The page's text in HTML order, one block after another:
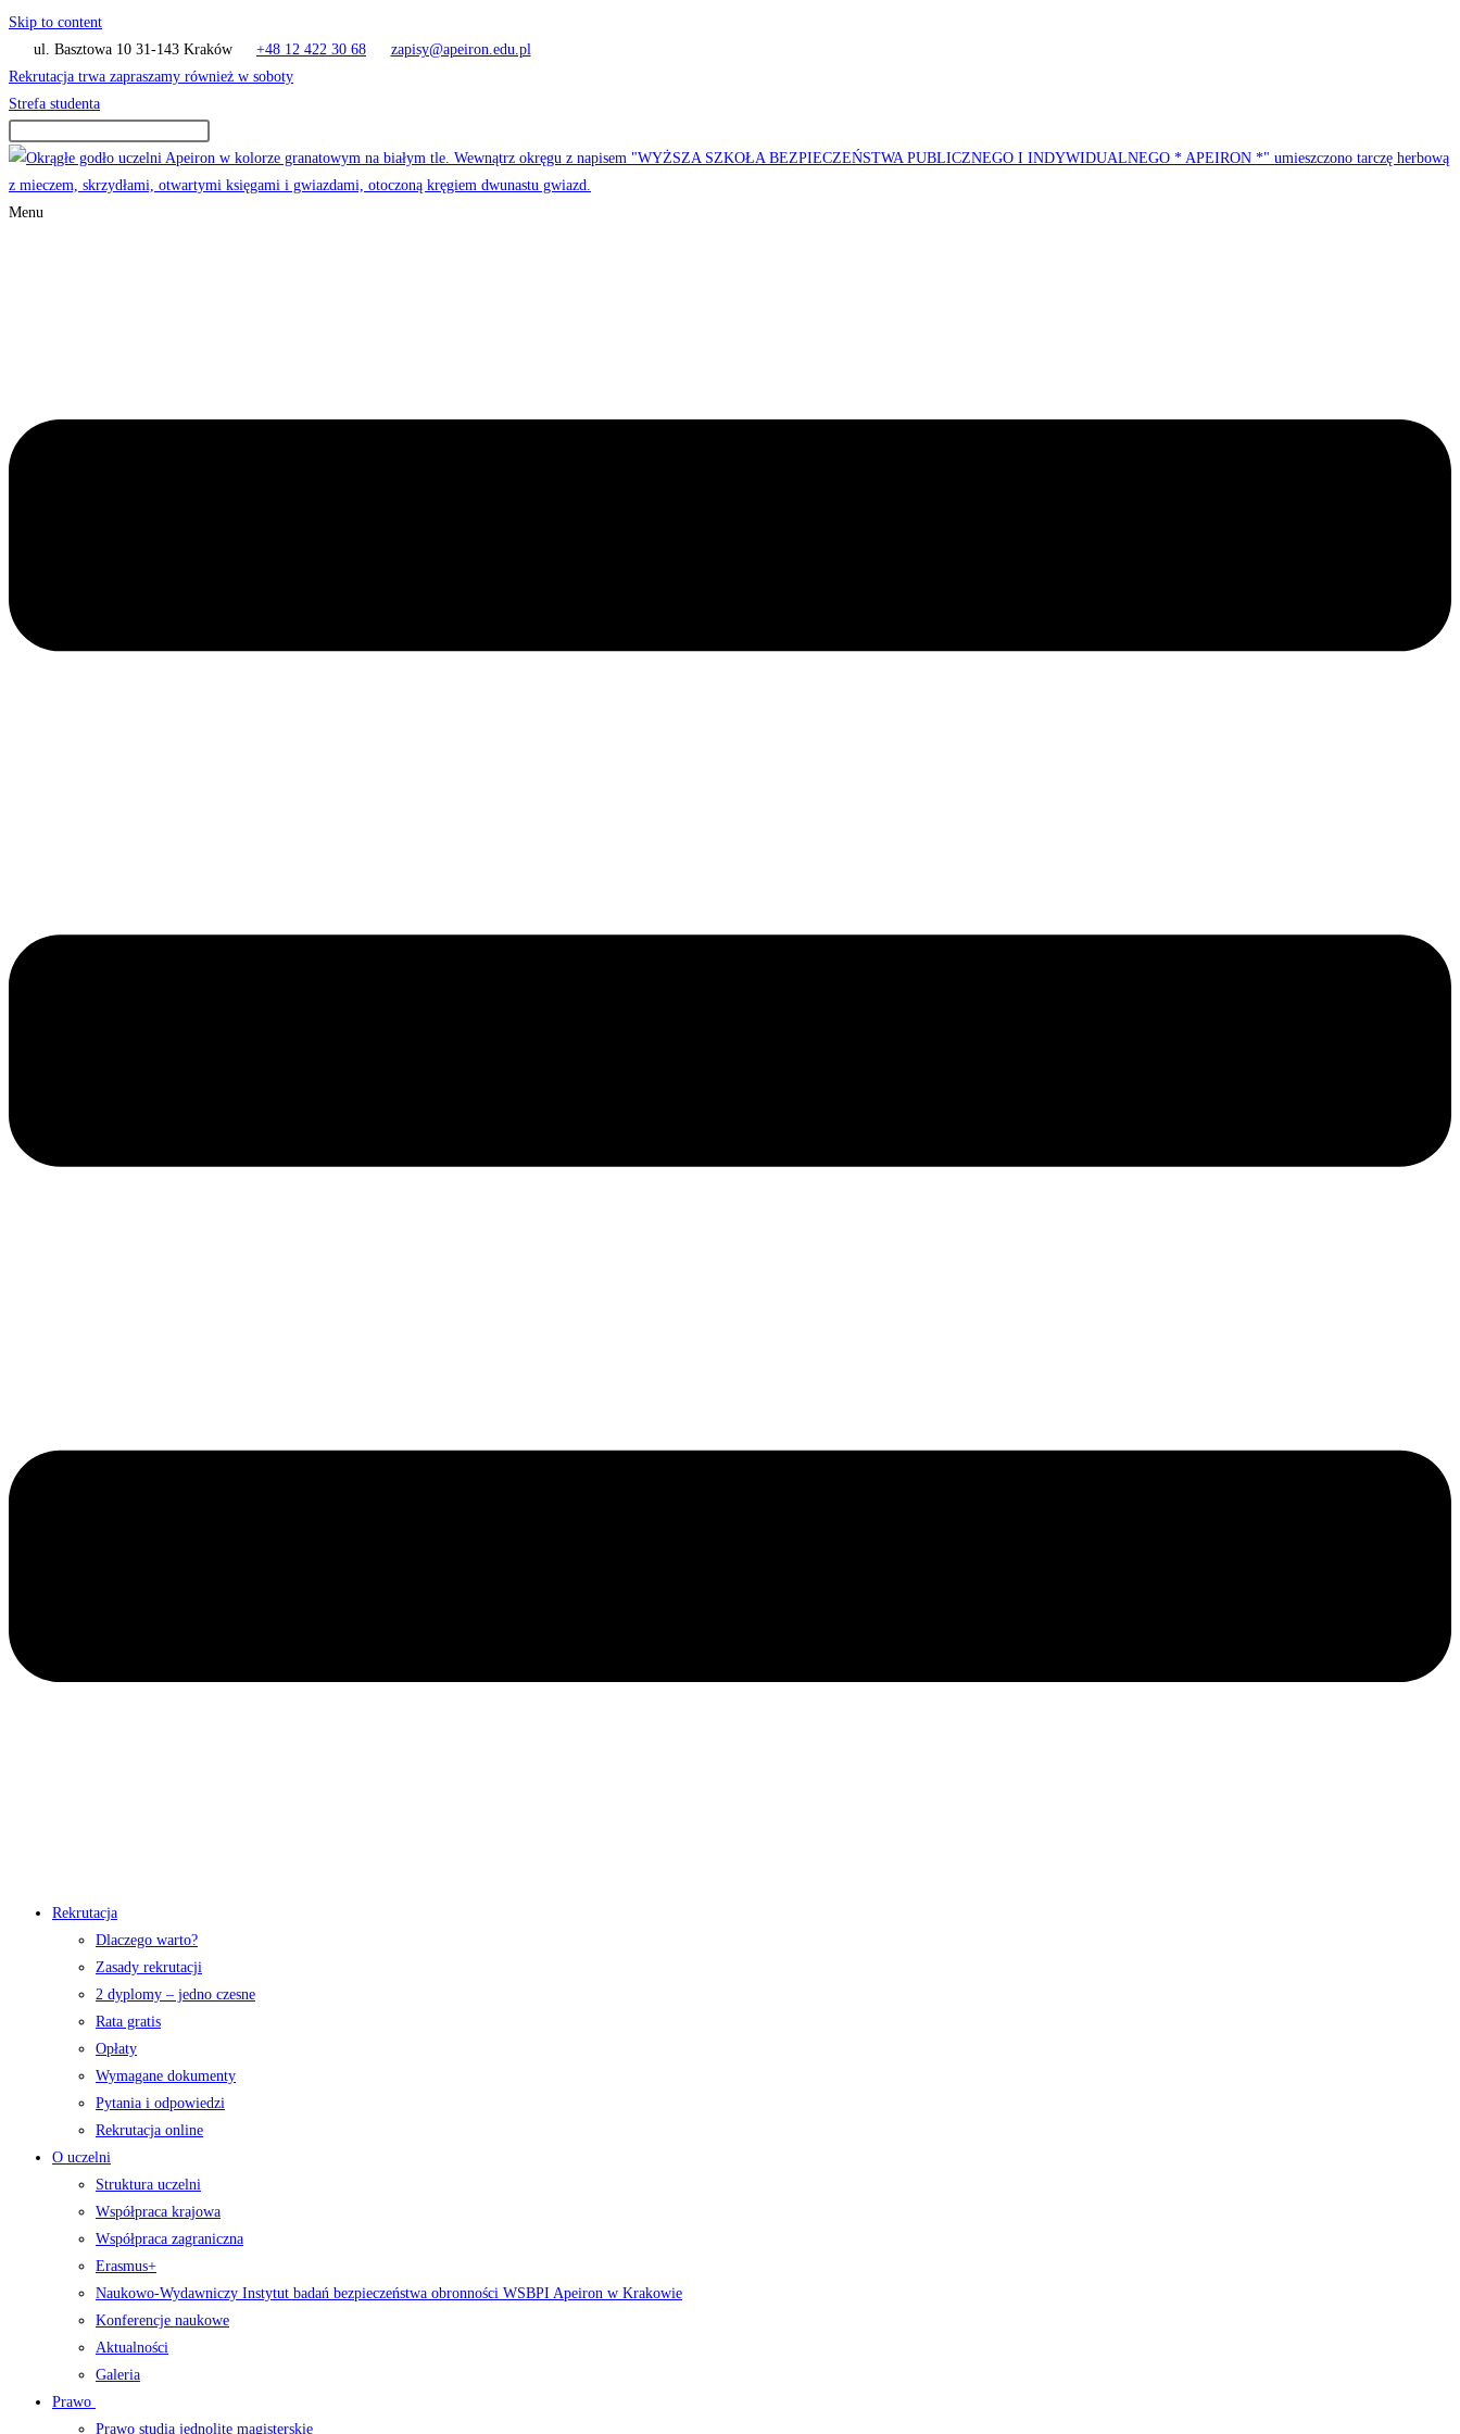
Skip to content
ul. Basztowa 10 31-143 Kraków
+48 12 422 30 68
zapisy@apeiron.edu.pl
Rekrutacja trwa zapraszamy również w soboty
Strefa studenta
Menu
Rekrutacja
Dlaczego warto?
Zasady rekrutacji
2 dyplomy – jedno czesne
Rata gratis
Opłaty
Wymagane dokumenty
Pytania i odpowiedzi
Rekrutacja online
O uczelni
Struktura uczelni
Współpraca krajowa
Współpraca zagraniczna
Erasmus+
Naukowo-Wydawniczy Instytut badań bezpieczeństwa obronności WSBPI Apeiron w Krakowie
Konferencje naukowe
Aktualności
Galeria
Prawo
Prawo studia jednolite magisterskie